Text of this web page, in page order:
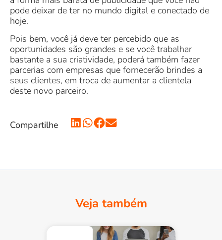
pode deixar de ter no mundo digital e conectado de
hoje.
Pois bem, você já deve ter percebido que as
oportunidades são grandes e se você trabalhar
bastante a sua criatividade, poderá também fazer
parcerias com empresas que fornecerão brindes a
seus clientes, em troca de aumentar a clientela
deste novo parceiro.
Compartilhe
Veja também